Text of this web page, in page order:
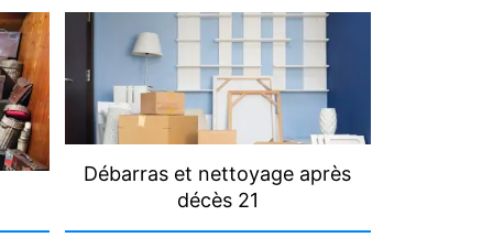
Débarras et nettoyage après
décès 21